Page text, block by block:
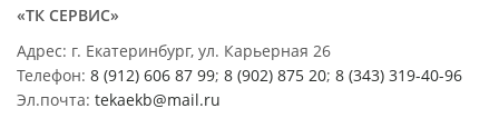
«ТК СЕРВИС»
Адрес: г. Екатеринбург, ул. Карьерная 26
Телефон: 8 (912) 606 87 99; 8 (902) 875 20; 8 (343) 319-40-96
Эл.почта: tekaekb@mail.ru